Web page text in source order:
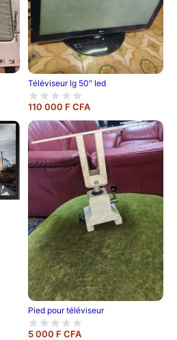
Téléviseur lg 50" led
110 000 F CFA
Pied pour téléviseur
5 000 F CFA